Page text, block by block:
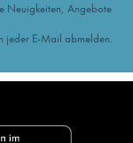
Neuigkeiten, Angebote
jeder E-Mail abmelden.